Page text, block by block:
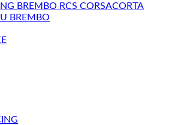
BREMBO RCS CORSACORTA
BREMBO